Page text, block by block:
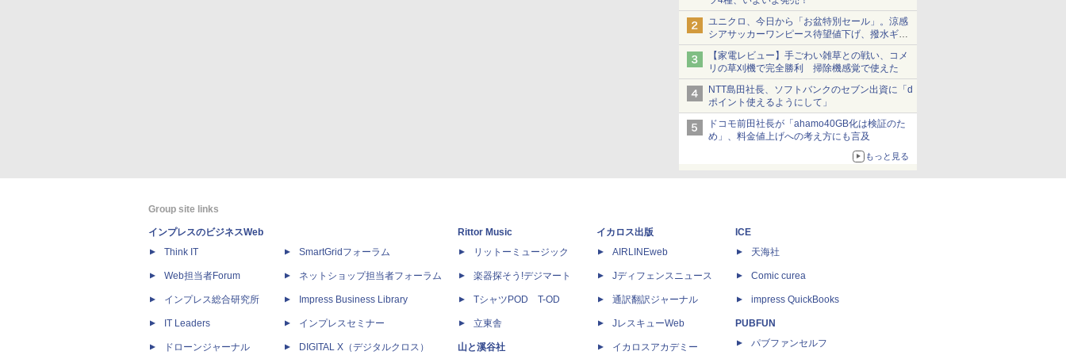
ユニクロ、今日から「お盆特別セール」。涼感
シアサッカーワンピース待望値下げ、撥水ギア
ショーツは1990円に
【家電レビュー】手ごわい雑草との戦い、コメ
リの草刈機で完全勝利 掃除機感覚で使えた
NTT島田社長、ソフトバンクのセブン出資に「d
ポイント使えるようにして」
ドコモ前田社長が「ahamo40GB化は検証のた
め」、料金値上げへの考え方にも言及
もっと見る
Group site links
インプレスのビジネスWeb
Think IT
Web担当者Forum
インプレス総合研究所
IT Leaders
ドローンジャーナル
SmartGridフォーラム
ネットショップ担当者フォーラム
Impress Business Library
インプレスセミナー
DIGITAL X（デジタルクロス）
Rittor Music
リットーミュージック
楽器探そう!デジマート
TシャツPOD T-OD
立東舎
山と溪谷社
イカロス出版
AIRLINEweb
Jディフェンスニュース
通訳翻訳ジャーナル
JレスキューWeb
イカロスアカデミー
ICE
天海社
Comic curea
impress QuickBooks
PUBFUN
パブファンセルフ